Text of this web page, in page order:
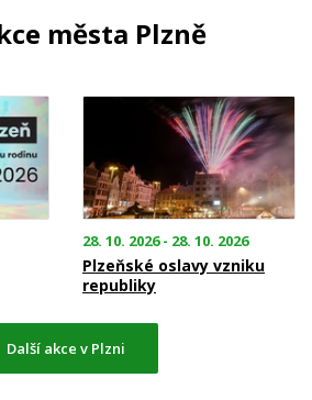
města Plzně
28. 10. 2026 - 28. 10. 2026
Plzeňské oslavy vzniku
republiky
Další akce v Plzni